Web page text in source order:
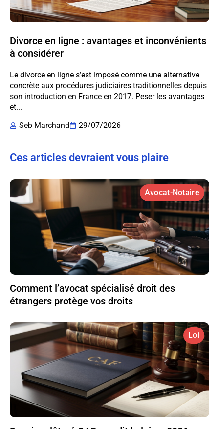
Divorce en ligne : avantages et inconvénients
à considérer
Le divorce en ligne s’est imposé comme une alternative
concrète aux procédures judiciaires traditionnelles depuis
son introduction en France en 2017. Peser les avantages
et...
Seb Marchand
29/07/2026
Ces articles devraient vous plaire
Avocat-Notaire
Comment l’avocat spécialisé droit des
étrangers protège vos droits
Loi